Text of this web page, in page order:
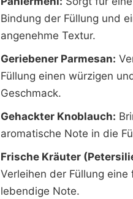
Bindung der Füllung und
angenehme Textur.
Geriebener Parmesan:
Füllung einen würzigen
Geschmack.
Gehackter Knoblauch:
aromatische Note in die
Frische Kräuter
Verleihen der Füllung eine
lebendige Note.